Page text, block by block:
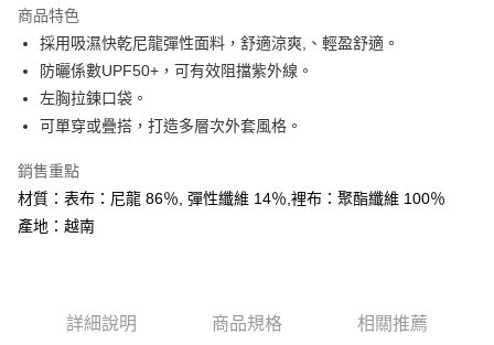
悠遊付
Google Pay
全盈+PAY
相關說明
【大哥付你分期使用說明】
1.本服務由台灣大哥大提供，台灣大哥大用戶可立即使用無須另外申請。
4.訂單成立30分鐘內，如未前往確認交易或遇審核未通過，訂單將自動取
AFTEE先享後付
１．簡單：不需註冊會員、不需綁卡、不需儲值。
商品特色
採用吸濕快乾尼龍彈性面料，舒適涼爽,、輕盈舒適。
防曬係數UPF50+，可有效阻擋紫外線。
左胸拉鍊口袋。
可單穿或疊搭，打造多層次外套風格。
銷售重點
材質：表布：尼龍 86％, 彈性纖維 14％,裡布：聚酯纖維 100％
產地：越南
詳細說明 商品規格 相關推薦